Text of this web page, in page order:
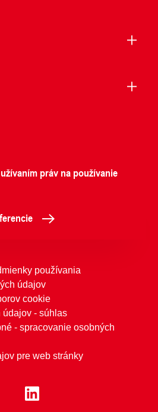
práv na používanie
používania
údajov
cookie
údajov - súhlas
- spracovanie osobných
pre web stránky